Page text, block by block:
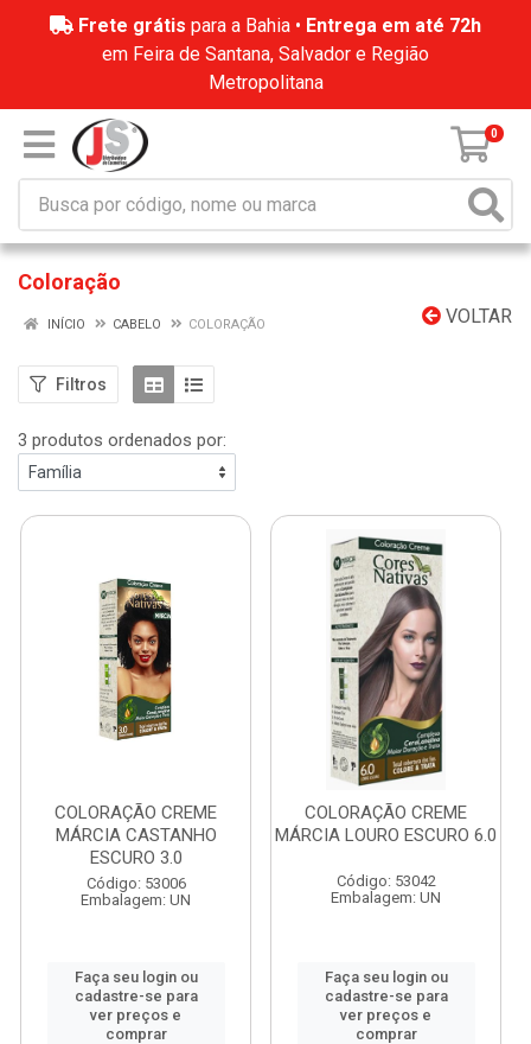
Frete grátis para a Bahia • Entrega em até 72h
em Feira de Santana, Salvador e Região
Metropolitana
0
Coloração
VOLTAR
INÍCIO CABELO COLORAÇÃO
Filtros
3 produtos ordenados por:
COLORAÇÃO CREME
MÁRCIA CASTANHO
ESCURO 3.0
Código: 53006
Embalagem: UN
Faça seu login ou
cadastre-se para
ver preços e
comprar
COLORAÇÃO CREME
MÁRCIA LOURO ESCURO 6.0
Código: 53042
Embalagem: UN
Faça seu login ou
cadastre-se para
ver preços e
comprar